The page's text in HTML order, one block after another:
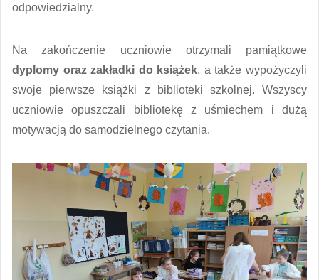
odpowiedzialny.
Na zakończenie uczniowie otrzymali pamiątkowe
dyplomy oraz zakładki do książek, a także wypożyczyli
swoje pierwsze książki z biblioteki szkolnej. Wszyscy
uczniowie opuszczali bibliotekę z uśmiechem i dużą
motywacją do samodzielnego czytania.